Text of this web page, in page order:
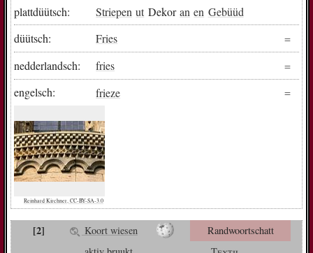
plattdüütsch: Striepen utDekoran en Gebüüd
düütsch:
Fries
nedderlandsch:
fries
engelsch:
frieze
Reinhard Kirchner, CC-BY-SA-3.0
[2] Koort wiesen
Randwoortschatt